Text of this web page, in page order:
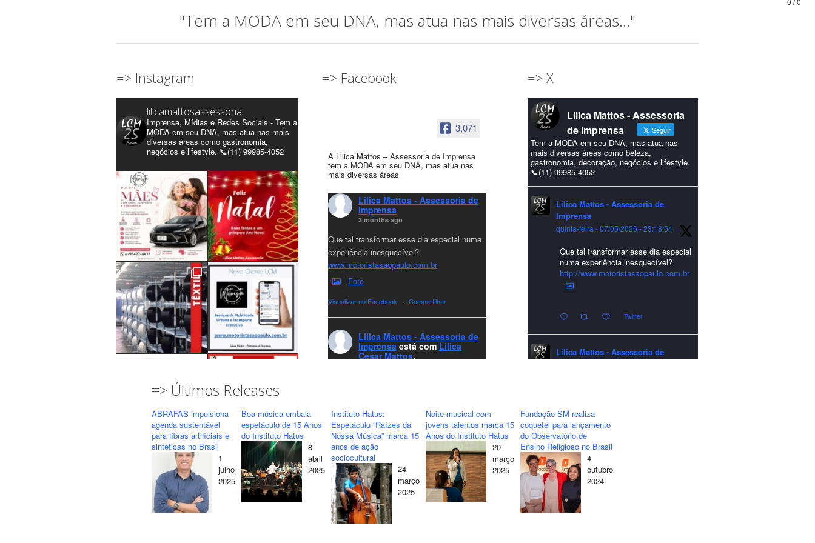
"Tem a MODA em seu DNA, mas atua nas mais diversas áreas..."
=> Instagram
lilicamattosassessoria
Imprensa, Mídias e Redes Sociais - Tem a
MODA em seu DNA, mas atua nas mais
diversas áreas como gastronomia,
negócios e lifestyle. 📞(11) 99985-4052
Carregar mais... Seguir
=> Facebook
3,071
A Lilica Mattos – Assessoria de Imprensa
tem a MODA em seu DNA, mas atua nas
mais diversas áreas
Lilica Mattos - Assessoria de
Imprensa
3 months ago
Que tal transformar esse dia especial numa
experiência inesquecível?
www.motoristasaopaulo.com.br
Foto
Visualizar no Facebook · Compartilhar
Lilica Mattos - Assessoria de
Imprensa está com Lilica
Cesar Mattos.
realizações para todos clientes, jornalistas e
amigos que sempre nos acompanham!🎄✨
🥂❤️
#lcmassessoria
#natal
#merrychristmas #felizanonovo
#HappyNewYear
Foto
Visualizar no Facebook
=> X
Lilica Mattos - Assessoria
de Imprensa
Seguir
Tem a MODA em seu DNA, mas atua nas
mais diversas áreas como beleza,
gastronomia, decoração, negócios e lifestyle.
📞(11) 99985-4052
Lilica Mattos - Assessoria de
Imprensa
quinta-feira - 07/05/2026 - 23:18:54
Que tal transformar esse dia especial
numa experiência inesquecível?
http://www.motoristasaopaulo.com.br
Twitter
Lilica Mattos - Assessoria de
excelente Natal e um 2026 repleto de
conquistas e realizações para todos
clientes, jornalistas e amigos que
sempre nos acompanham!🎄✨🥂❤️
#lcmassessoria
#merrychristmas
#happynewyear
=> Últimos Releases
ABRAFAS impulsiona
agenda sustentável
para fibras artificiais e
sintéticas no Brasil
1
julho
2025
Boa música embala
espetáculo de 15 Anos
do Instituto Hatus
8
abril
2025
Instituto Hatus:
Espetáculo “Raízes da
Nossa Música” marca 15
anos de ação
sociocultural
24
março
2025
Noite musical com
jovens talentos marca 15
Anos do Instituto Hatus
20
março
2025
Fundação SM realiza
coquetel para lançamento
do Observatório de
Ensino Religioso no Brasil
4
outubro
2024